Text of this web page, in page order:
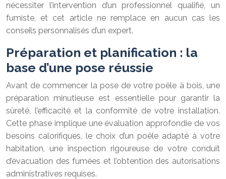
nécessiter l’intervention d’un professionnel qualifié, un
fumiste, et cet article ne remplace en aucun cas les
conseils personnalisés d’un expert.
Préparation et planification : la
base d’une pose réussie
Avant de commencer la pose de votre poêle à bois, une
préparation minutieuse est essentielle pour garantir la
sûreté, l’efficacité et la conformité de votre installation.
Cette phase implique une évaluation approfondie de vos
besoins calorifiques, le choix d’un poêle adapté à votre
habitation, une inspection rigoureuse de votre conduit
d’évacuation des fumées et l’obtention des autorisations
administratives requises.